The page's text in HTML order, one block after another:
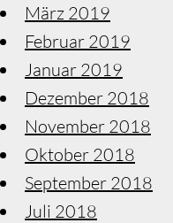
März 2019
Februar 2019
Januar 2019
Dezember 2018
November 2018
Oktober 2018
September 2018
Juli 2018